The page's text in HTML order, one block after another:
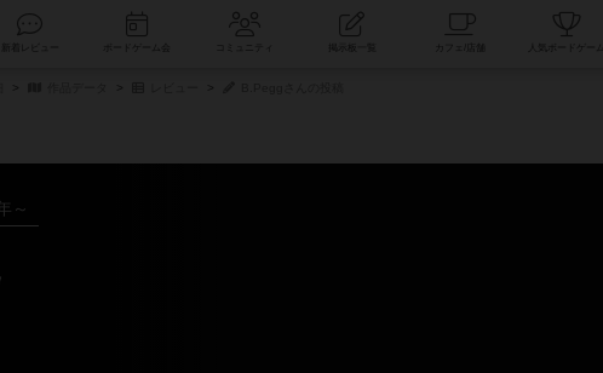
コミュニティ
～